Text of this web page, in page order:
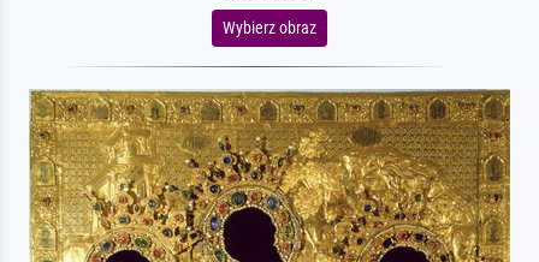
Wybierz obraz